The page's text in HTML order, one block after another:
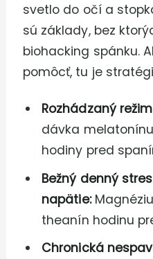
svetlo do očí a
sú základy, bez
biohacking spánku.
pomôcť, tu je
Rozhádzaný
dávka
hodiny pred
Bežný denný
napätie:
theanín hodinu
Chronická